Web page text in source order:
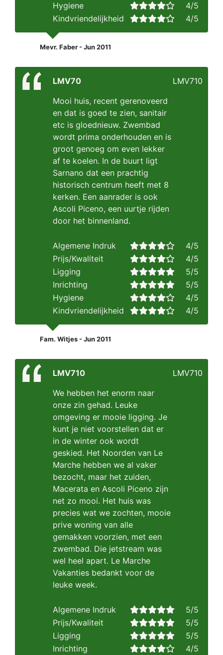
Hygiene
4/5
Kindvriendelijkheid
4/5
Mevr. Faber - Jun 2011
LMV70
Mooi huis, recent gerenoveerd
en dat is goed te zien, sanitair
etc is gloednieuw. Zwembad
wordt prima onderhouden en is
groot genoeg om even lekker
af te koelen. In de buurt ligt
Sarnano dat een prachtig
historisch centrum heeft met 8
kerken. Een aanrader is ook
Ascoli Piceno, een uurtje rijden
door het binnenland.
LMV710
Algemene Indruk
4/5
Prijs/Kwaliteit
4/5
Ligging
5/5
Inrichting
5/5
Hygiene
4/5
Kindvriendelijkheid
4/5
Fam. Witjes - Jun 2011
LMV710
We hebben het enorm naar
onze zin gehad. Leuke
omgeving er mooie ligging. Je
kunt je niet voorstellen dat er
in de winter ook wordt
geskied. Het Noorden van Le
Marche hebben we al vaker
bezocht, maar het zuiden,
Macerata en Ascoli Piceno zijn
net zo mooi. Het huis was
precies wat we zochten, mooie
prive woning van alle
gemakken voorzien, met een
zwembad. Die jetstream was
wel heel apart. Le Marche
Vakanties bedankt voor de
leuke week.
LMV710
Algemene Indruk
5/5
Prijs/Kwaliteit
5/5
Ligging
5/5
Inrichting
4/5